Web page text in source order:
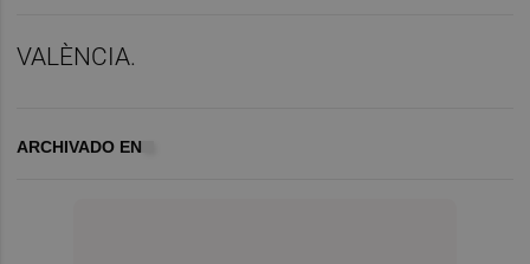
VALÈNCIA.
ARCHIVADO EN